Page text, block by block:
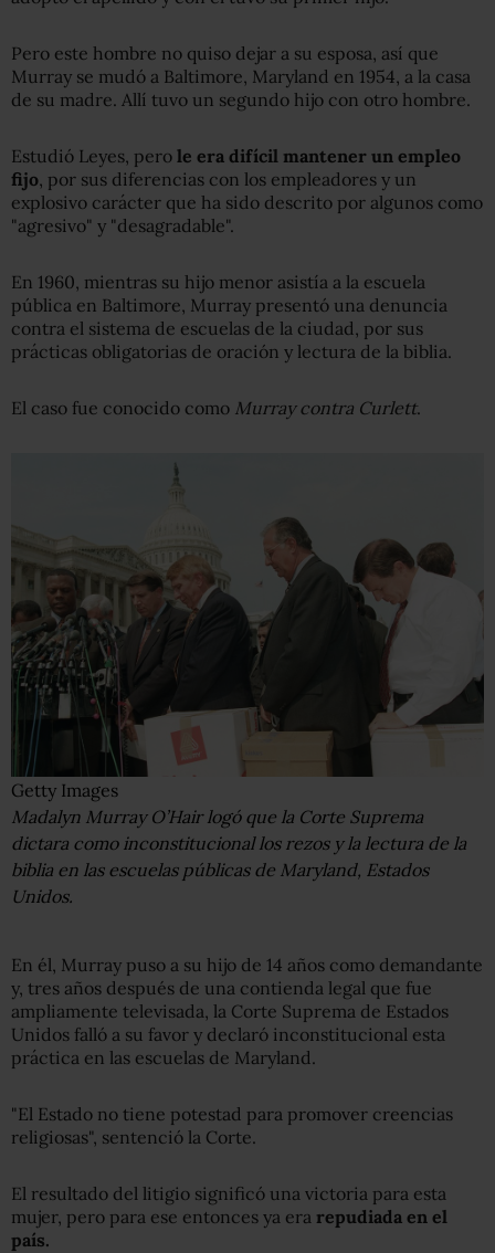
Pero este hombre no quiso dejar a su esposa, así que
Murray se mudó a Baltimore, Maryland en 1954, a la casa
de su madre. Allí tuvo un segundo hijo con otro hombre.
Estudió Leyes, pero le era difícil mantener un empleo
fijo , por sus diferencias con los empleadores y un
explosivo carácter que ha sido descrito por algunos como
"agresivo" y "desagradable".
En 1960, mientras su hijo menor asistía a la escuela
pública en Baltimore, Murray presentó una denuncia
contra el sistema de escuelas de la ciudad, por sus
prácticas obligatorias de oración y lectura de la biblia.
El caso fue conocido como Murray contra Curlett.
Getty Images
Madalyn Murray O’Hair logó que la Corte Suprema
dictara como inconstitucional los rezos y la lectura de la
biblia en las escuelas públicas de Maryland, Estados
Unidos.
En él, Murray puso a su hijo de 14 años como demandante
y, tres años después de una contienda legal que fue
ampliamente televisada, la Corte Suprema de Estados
Unidos falló a su favor y declaró inconstitucional esta
práctica en las escuelas de Maryland.
"El Estado no tiene potestad para promover creencias
religiosas", sentenció la Corte.
El resultado del litigio significó una victoria para esta
mujer, pero para ese entonces ya era repudiada en el
país.